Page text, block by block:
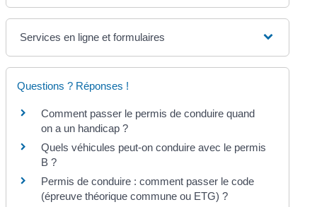
Services en ligne et formulaires
Questions ? Réponses !
Comment passer le permis de conduire quand
on a un handicap ?
Quels véhicules peut-on conduire avec le permis
B ?
Permis de conduire : comment passer le code
(épreuve théorique commune ou ETG) ?